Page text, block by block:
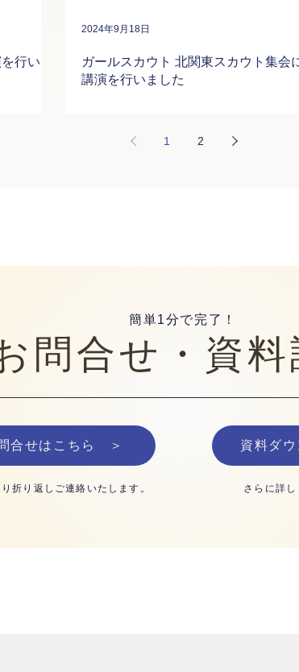
行いま
ガールスカウト 北関東スカウト集会
講演を行いました
2024年9月18日
1 2
簡単1分で完了！
問合せ・資料
合せはこちら ＞
折り返しご連絡いたします。
資料ダ
さらに詳し